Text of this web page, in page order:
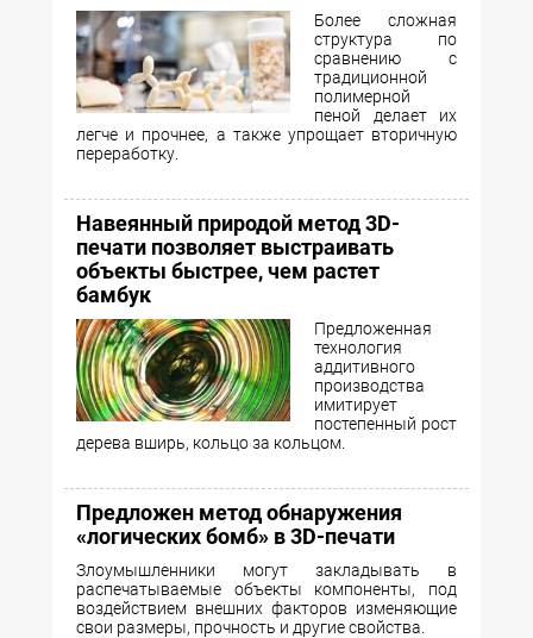
Более сложная
структура по
сравнению с
традиционной
полимерной
пеной делает их
легче и прочнее, а также упрощает вторичную
переработку.
Навеянный природой метод 3D-
печати позволяет выстраивать
объекты быстрее, чем растет
бамбук
Предложенная
технология
аддитивного
производства
имитирует
постепенный рост
дерева вширь, кольцо за кольцом.
Предложен метод обнаружения
«логических бомб» в 3D-печати
Злоумышленники могут закладывать в
распечатываемые объекты компоненты, под
воздействием внешних факторов изменяющие
свои размеры, прочность и другие свойства.